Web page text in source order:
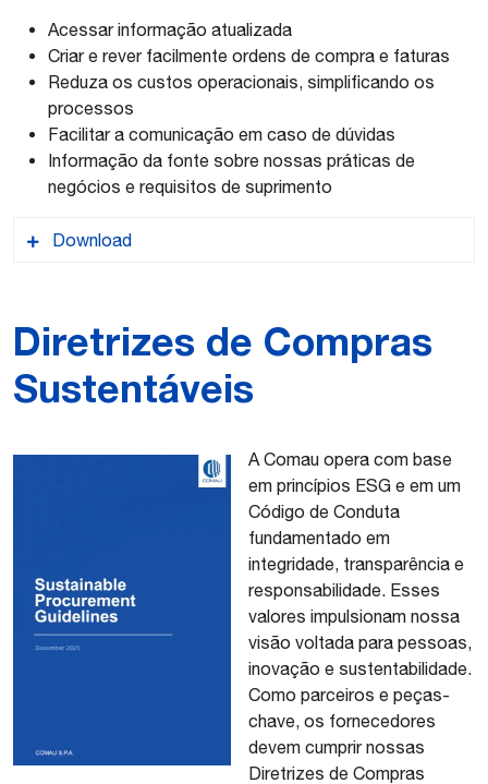
Acessar informação atualizada
Criar e rever facilmente ordens de compra e faturas
Reduza os custos operacionais, simplificando os
processos
Facilitar a comunicação em caso de dúvidas
Informação da fonte sobre nossas práticas de
negócios e requisitos de suprimento
Download
Termos e Condições – EUA
Instruções de Encaminhamento
Fornecedores Comau – México
Instruções de Encaminhamento
Fornecedores Comau – EUA
Termos e Condições – México (Versão
em Inglês e Espanhol)
“California Transparency in Supply
Chains Act” Statement
Diretrizes de Compras
Sustentáveis
A Comau opera com base
em princípios ESG e em um
Código de Conduta
fundamentado em
integridade, transparência e
responsabilidade. Esses
valores impulsionam nossa
visão voltada para pessoas,
inovação e sustentabilidade.
Como parceiros e peças-
chave, os fornecedores
devem cumprir nossas
Diretrizes de Compras